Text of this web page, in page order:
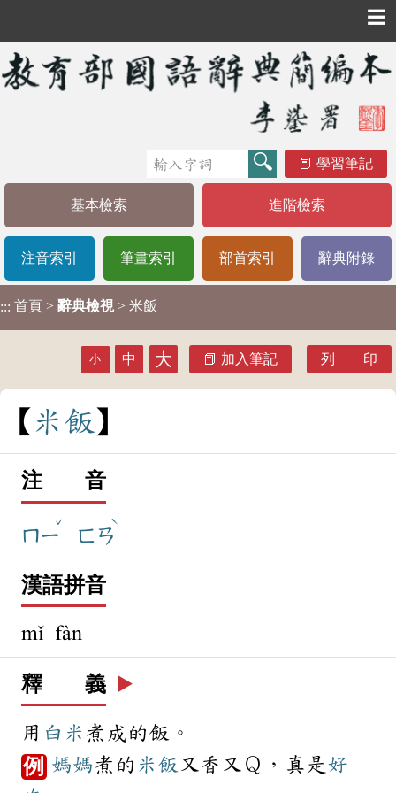
☰
學習筆記
基本檢索 進階檢索
注音索引 筆畫索引 部首索引 辭典附錄
::: 首頁 > 辭典檢視 > 米飯
小 中 大 加入筆記 列 印
米飯
注 音
ㄇㄧ
ˇ
ㄈㄢ
ˋ
漢語拼音
mǐ fàn
釋 義 ▶️
用 白米 煮成的飯。
例 媽媽煮的 米飯 又香又Ｑ，真是 好